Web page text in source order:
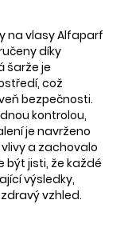
na vlasy Alfaparf
díky
šarže je
což
bezpečnosti.
kontrolou,
je navrženo
a zachovalo
být jisti, že každé
výsledky,
vzhled.